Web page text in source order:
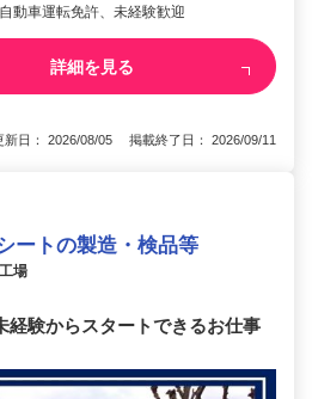
動車運転免許、未経験歓迎
詳細を見る
新日： 2026/08/05 掲載終了日： 2026/09/11
ートの製造・検品等
場
経験からスタートできるお仕事